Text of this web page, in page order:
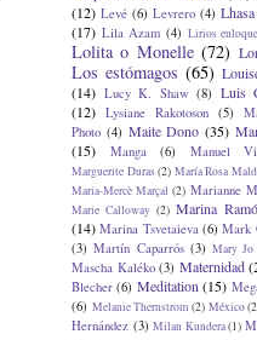
(12) Levé (6) Levrero (4)
(17) Lila Azam (4) Lirios
Lolita o Monelle (72)
Los estómagos (65)
(14) Lucy K. Shaw (8) Luis
(12) Lysiane Rakotoson (5)
Photo (4) Maite Dono (35)
(15)
Manga (6) Manuel
Marguerite Duras(2) María Rosa
Maria-Mercè Marçal (2) Marianne
Marie Calloway (2) Marina
(14) Marina Tsvetaieva (6) Mark
(3) Martín Caparrós (3) Mary Jo
Mascha Kaléko (3) Maternidad
Blecher (6) Meditation (15)
(6) Melanie Thernstrom (2) México
Hernández (3) Milan Kundera(1)